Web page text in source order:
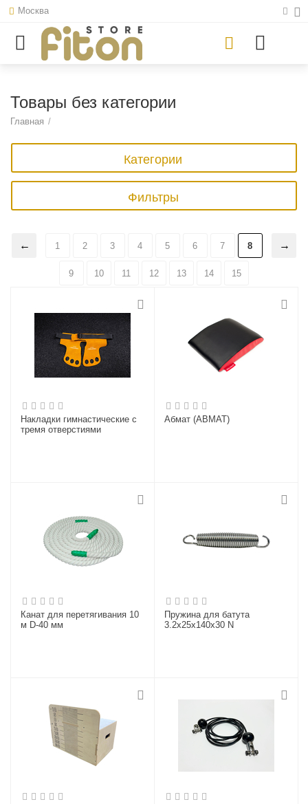
Москва
Товары без категории
Главная /
Категории
Фильтры
1 2 3 4 5 6 7 8
9 10 11 12 13 14 15
Накладки гимнастические с
тремя отверстиями
Абмат (ABMAT)
Канат для перетягивания 10
м D-40 мм
Пружина для батута
3.2x25x140x30 N